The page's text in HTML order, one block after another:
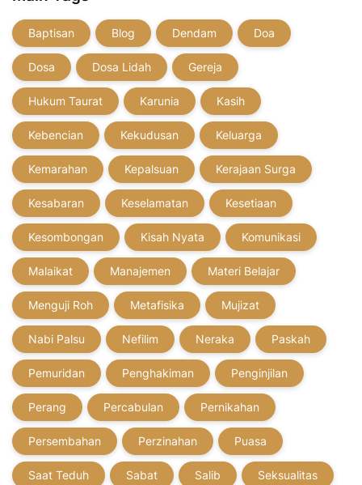
Baptisan Blog Dendam Doa
Dosa Dosa Lidah Gereja
Hukum Taurat Karunia Kasih
Kebencian Kekudusan Keluarga
Kemarahan Kepalsuan Kerajaan Surga
Kesabaran Keselamatan Kesetiaan
Kesombongan Kisah Nyata Komunikasi
Malaikat Manajemen Materi Belajar
Menguji Roh Metafisika Mujizat
Nabi Palsu Nefilim Neraka Paskah
Pemuridan Penghakiman Penginjilan
Perang Percabulan Pernikahan
Persembahan Perzinahan Puasa
Saat Teduh Sabat Salib Seksualitas